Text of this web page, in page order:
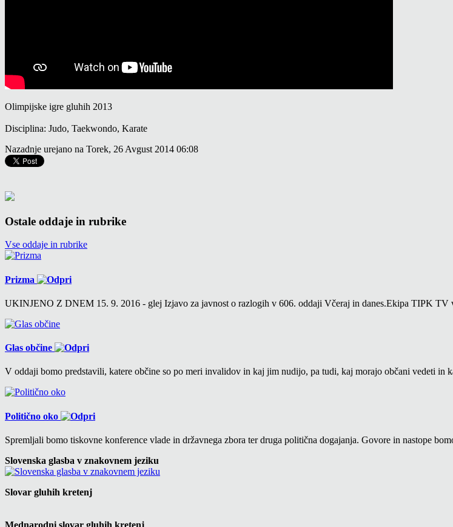
Olimpijske igre gluhih 2013
Disciplina: Judo, Taekwondo, Karate
Nazadnje urejano na Torek, 26 Avgust 2014 06:08
Ostale oddaje in rubrike
Vse oddaje in rubrike
Prizma
UKINJENO Z DNEM 15. 9. 2016 - glej Izjavo za javnost o razlogih v 606. oddaji Včeraj in danes.Ekipa TIPK TV
Glas občine
V oddaji bomo predstavili, katere občine so po meri invalidov in kaj jim nudijo, pa tudi, kaj morajo občani vedeti in
Politično oko
Spremljali bomo tiskovne konference vlade in državnega zbora ter druga politična dogajanja. Govore in nastope
Slovenska glasba v znakovnem jeziku
Slovar gluhih kretenj
Mednarodni slovar gluhih kretenj